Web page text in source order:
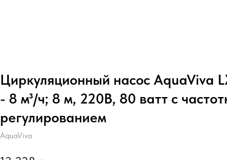
Циркуляционный насос AquaViva
- 8 м³/ч; 8 м, 220В, 80 ватт с
регулированием
AquaViva